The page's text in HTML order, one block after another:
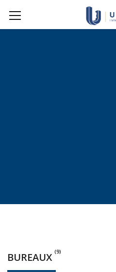
BUREAUX (9)